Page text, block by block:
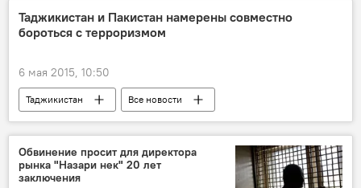
Происшествия, ЧП, криминал
Таджикистан и Пакистан намерены совместно
бороться с терроризмом
6 мая 2015, 10:50
Таджикистан
Все новости
Пакистан
Рахимзода Рамазон Хамро
Тарик Икбал Соомро
соглашение
Новости Душанбе
Обвинение просит для директора
рынка "Назари нек" 20 лет
заключения